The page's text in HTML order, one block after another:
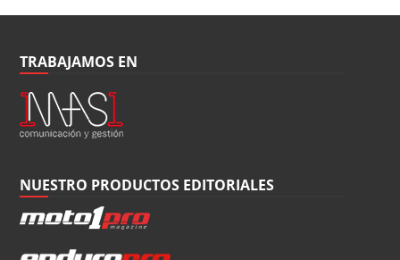
TRABAJAMOS EN
NUESTRO PRODUCTOS EDITORIALES